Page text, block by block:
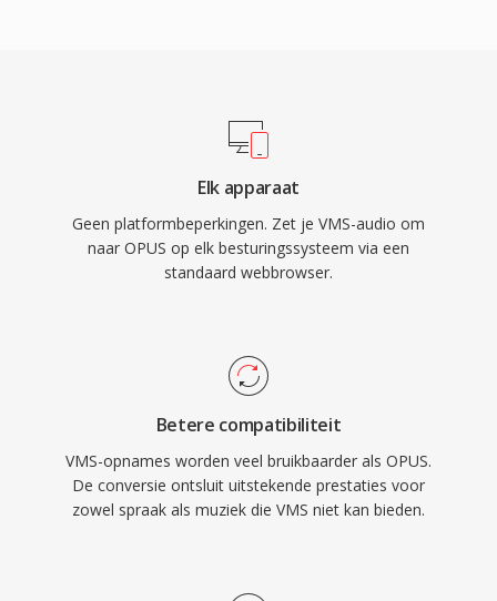
verplichte codec voor WebRTC, zodat elke
moderne browser één Opus-decoder
meelevert. WhatsApp, Discord, Zoom en
YouTube vertrouwen allemaal op Opus voor
realtime audio.
Elk apparaat
Geen platformbeperkingen. Zet je VMS-audio om
naar OPUS op elk besturingssysteem via een
standaard webbrowser.
Betere compatibiliteit
VMS-opnames worden veel bruikbaarder als OPUS.
De conversie ontsluit uitstekende prestaties voor
zowel spraak als muziek die VMS niet kan bieden.